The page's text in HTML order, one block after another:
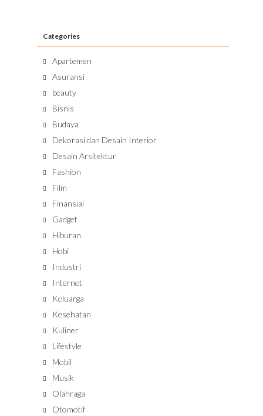
Categories
Apartemen
Asuransi
beauty
Bisnis
Budaya
Dekorasi dan Desain Interior
Desain Arsitektur
Fashion
Film
Finansial
Gadget
Hiburan
Hobi
Industri
Internet
Keluarga
Kesehatan
Kuliner
Lifestyle
Mobil
Musik
Olahraga
Otomotif